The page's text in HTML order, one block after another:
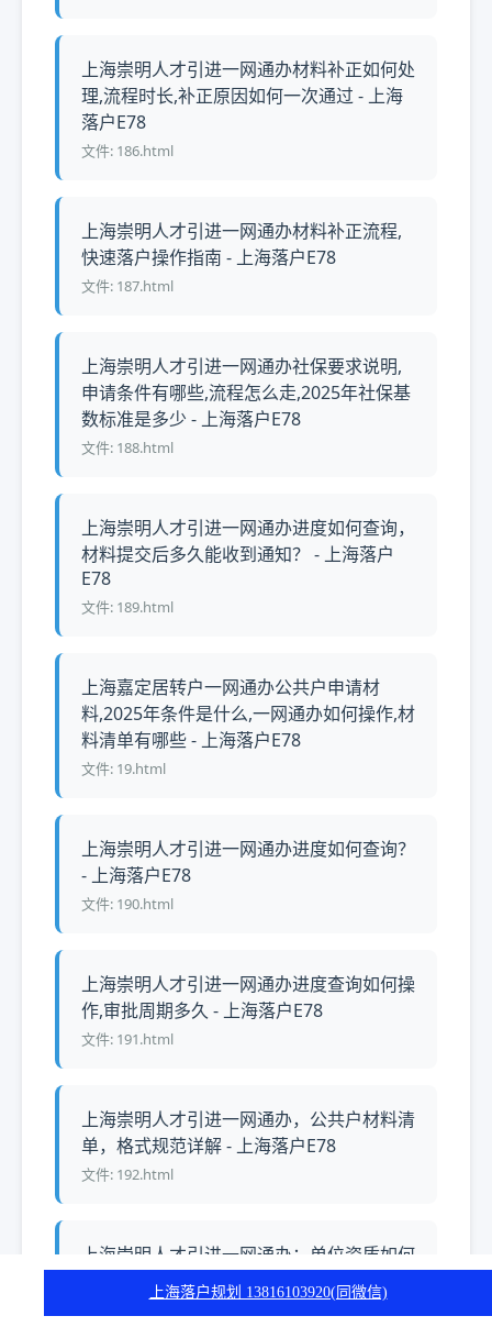
上海崇明人才引进一网通办材料补正如何处
理,流程时长,补正原因如何一次通过 - 上海
落户E78
文件: 186.html
上海崇明人才引进一网通办材料补正流程,
快速落户操作指南 - 上海落户E78
文件: 187.html
上海崇明人才引进一网通办社保要求说明,
申请条件有哪些,流程怎么走,2025年社保基
数标准是多少 - 上海落户E78
文件: 188.html
上海崇明人才引进一网通办进度如何查询，
材料提交后多久能收到通知？ - 上海落户
E78
文件: 189.html
上海嘉定居转户一网通办公共户申请材
料,2025年条件是什么,一网通办如何操作,材
料清单有哪些 - 上海落户E78
文件: 19.html
上海崇明人才引进一网通办进度如何查询？
- 上海落户E78
文件: 190.html
上海崇明人才引进一网通办进度查询如何操
作,审批周期多久 - 上海落户E78
文件: 191.html
上海崇明人才引进一网通办，公共户材料清
单，格式规范详解 - 上海落户E78
文件: 192.html
上海崇明人才引进一网通办：单位资质如何
审核，申请材料有哪些，流程需要多久 - 上
海落户E78
上海落户规划 13816103920(同微信)